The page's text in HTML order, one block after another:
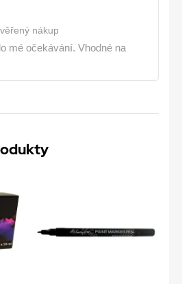
nákup
mé očekávání. Vhodné na